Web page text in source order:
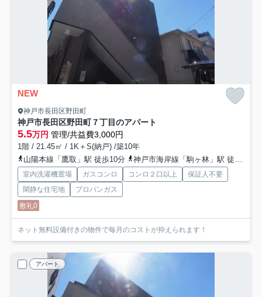
NEW
神戸市長田区野田町
神戸市長田区野田町７丁目のアパート
5.5万円 管理/共益費3,000円
1階 / 21.45㎡ / 1K＋S(納戸) /築10年
山陽本線「鷹取」駅 徒歩10分
神戸市海岸線「駒ヶ林」駅 徒歩12分
室内洗濯機置場 ガスコンロ コンロ２口以上
保証人不要
閑静な住宅地
プロパンガス
敷礼0
ネット無料設備付きの物件で毎月のコストが抑えられます！
アパート